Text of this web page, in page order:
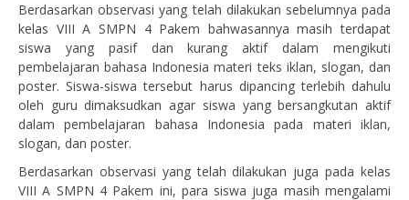
Berdasarkan observasi yang telah dilakukan sebelumnya pada
kelas VIII A SMPN 4 Pakem bahwasannya masih terdapat
siswa yang pasif dan kurang aktif dalam mengikuti
pembelajaran bahasa Indonesia materi teks iklan, slogan, dan
poster. Siswa-siswa tersebut harus dipancing terlebih dahulu
oleh guru dimaksudkan agar siswa yang bersangkutan aktif
dalam pembelajaran bahasa Indonesia pada materi iklan,
slogan, dan poster.
Berdasarkan observasi yang telah dilakukan juga pada kelas
VIII A SMPN 4 Pakem ini, para siswa juga masih mengalami